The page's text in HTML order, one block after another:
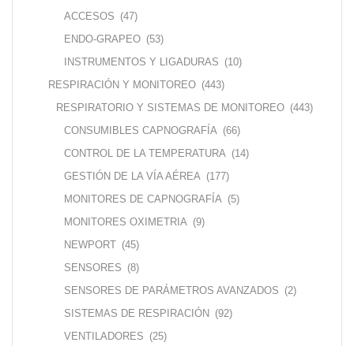
ACCESOS (47)
ENDO-GRAPEO (53)
INSTRUMENTOS Y LIGADURAS (10)
RESPIRACIÓN Y MONITOREO (443)
RESPIRATORIO Y SISTEMAS DE MONITOREO (443)
CONSUMIBLES CAPNOGRAFÍA (66)
CONTROL DE LA TEMPERATURA (14)
GESTIÓN DE LA VÍA AÉREA (177)
MONITORES DE CAPNOGRAFÍA (5)
MONITORES OXIMETRIA (9)
NEWPORT (45)
SENSORES (8)
SENSORES DE PARÁMETROS AVANZADOS (2)
SISTEMAS DE RESPIRACIÓN (92)
VENTILADORES (25)